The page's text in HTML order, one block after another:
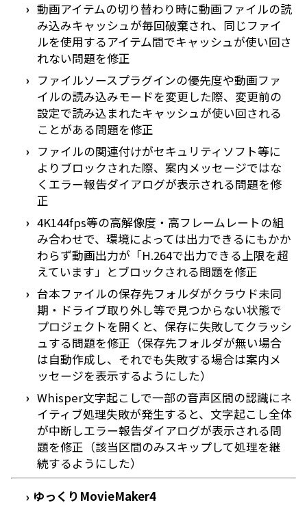
動画アイテムの切り替わり時に動画ファイルの読
み込みキャッシュが毎回破棄され、同じファイ
ルを使用するアイテム間でキャッシュが使い回さ
れない問題を修正
ファイルソースプラグインの優先度や動画ファ
イルの読み込みモードを変更した際、変更前の
設定で読み込まれたキャッシュが使い回される
ことがある問題を修正
ファイルの関連付けがセキュリティソフト等に
よりブロックされた際、案内メッセージではな
くエラー報告ダイアログが表示される問題を修
正
4K144fps等の高解像度・高フレームレートの組
み合わせで、環境によっては出力できるにもかか
わらず動画出力が「H.264で出力できる上限を超
えています」とブロックされる問題を修正
台本ファイルの保存先フォルダがクラウド未同
期・ドライブ取り外し等で見つからない状態で
プロジェクトを開くと、保存に失敗してクラッシ
ュする問題を修正（保存先フォルダが無い場合
は自動作成し、それでも失敗する場合は案内メ
ッセージを表示するようにした）
Whisper文字起こしで一部の音声区間の認識にネ
イティブ処理失敗が発生すると、文字起こし全体
が中断しエラー報告ダイアログが表示される問
題を修正（該当区間のみスキップして処理を継
続するようにした）
› ゆっくりMovieMaker4